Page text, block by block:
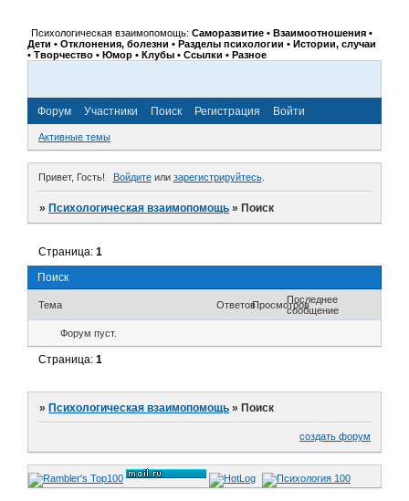
Психологическая взаимопомощь: Саморазвитие • Взаимоотношения •
Дети • Отклонения, болезни • Разделы психологии • Истории, случаи
• Творчество • Юмор • Клубы • Ссылки • Разное
Форум Участники Поиск Регистрация Войти
Активные темы
Привет, Гость! Войдитеили зарегистрируйтесь.
»Психологическая взаимопомощь »Поиск
Поиск
Страница:1
Тема ОтветовПросмотровПоследнее
сообщение
Форум пуст.
Страница:1
»Психологическая взаимопомощь »Поиск
создать форум